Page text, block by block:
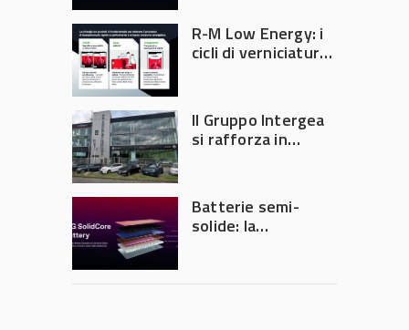
diventa ingegneria
di precisione
R-M Low Energy: i
cicli di verniciatura
tempi e costi in
carrozzeria
Il Gruppo Intergea
si rafforza in
Batterie semi-
solide: la
accelerare la